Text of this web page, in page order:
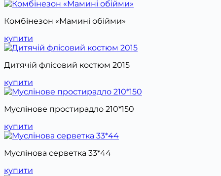
Комбінезон «Мамині обійми»
купити
Дитячій флісовий костюм 2015
купити
Муслінове простирадло 210*150
купити
Муслінова серветка 33*44
купити